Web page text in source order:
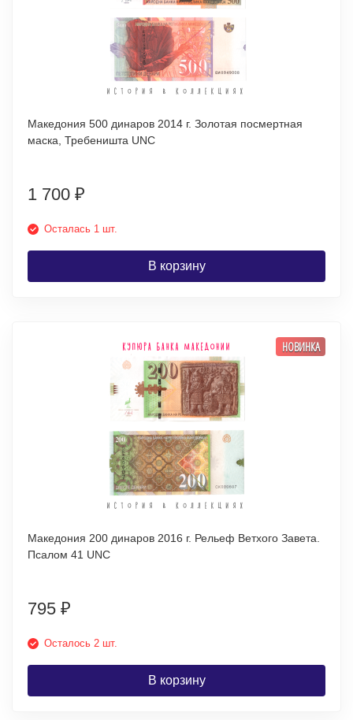
Македония 500 динаров 2014 г. Золотая посмертная
маска, Требеништа UNC
1 700 ₽
Осталась 1 шт.
В корзину
НОВИНКА
Македония 200 динаров 2016 г. Рельеф Ветхого Завета.
Псалом 41 UNC
795 ₽
Осталось 2 шт.
В корзину